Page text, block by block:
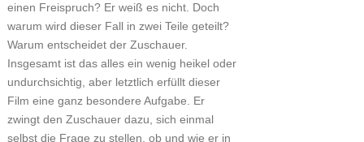
einen Freispruch? Er weiß es nicht. Doch
warum wird dieser Fall in zwei Teile geteilt?
Warum entscheidet der Zuschauer.
Insgesamt ist das alles ein wenig heikel oder
undurchsichtig, aber letztlich erfüllt dieser
Film eine ganz besondere Aufgabe. Er
zwingt den Zuschauer dazu, sich einmal
selbst die Frage zu stellen, ob und wie er in